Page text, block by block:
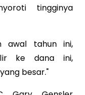
tingginya
awal tahun ini,
ke dana ini,
besar."